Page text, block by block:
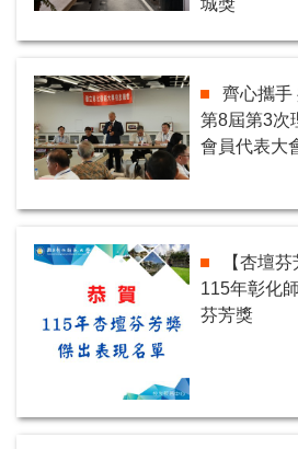
城獎
齊心攜手
第8屆第3次
會員代表大
【杏壇
115年彰化
芬芳獎